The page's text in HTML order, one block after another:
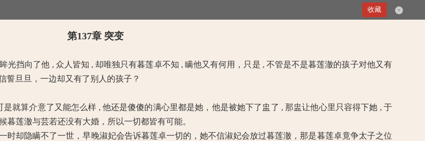
第137章 突变
第137章 突变
挡向了他 , 众人皆知 , 却唯独只有暮莲卓不知 , 瞒他又有何用，只是 , 不管是不是暮莲澈的孩子对他又有
誓旦旦，一边却又有了别人的孩子？
算介意了又能怎么样 , 他还是傻傻的满心里都是她，他是被她下了盅了 , 那盅让他心里只容得下她 , 于
暮莲澈与芸若还没有大婚，所以一切都皆有可能。
却隐瞒不了一世，早晚淑妃会告诉暮莲卓一切的，她不信淑妃会放过暮莲澈，那是暮莲卓竟争太子之位
×
收藏